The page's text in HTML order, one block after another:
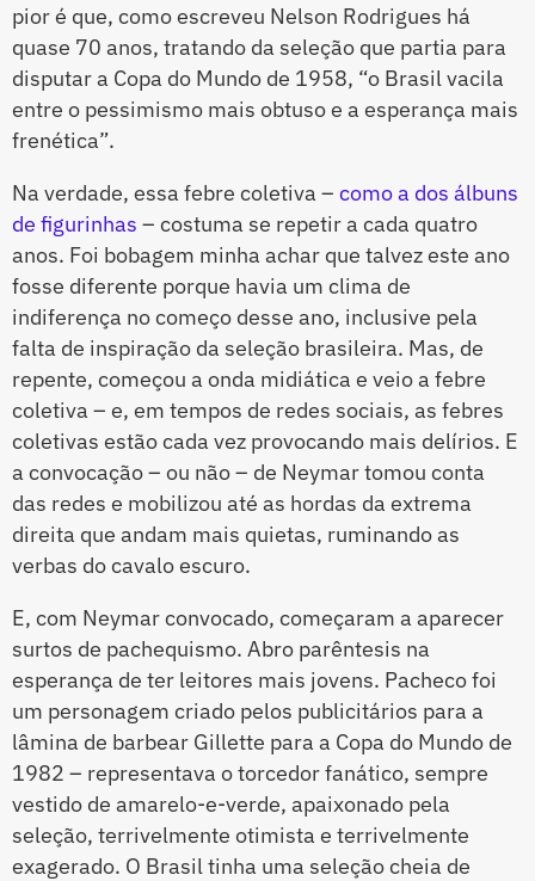
pior é que, como escreveu Nelson Rodrigues há
quase 70 anos, tratando da seleção que partia para
disputar a Copa do Mundo de 1958, “o Brasil vacila
entre o pessimismo mais obtuso e a esperança mais
frenética”.
Na verdade, essa febre coletiva – como a dos álbuns
de figurinhas – costuma se repetir a cada quatro
anos. Foi bobagem minha achar que talvez este ano
fosse diferente porque havia um clima de
indiferença no começo desse ano, inclusive pela
falta de inspiração da seleção brasileira. Mas, de
repente, começou a onda midiática e veio a febre
coletiva – e, em tempos de redes sociais, as febres
coletivas estão cada vez provocando mais delírios. E
a convocação – ou não – de Neymar tomou conta
das redes e mobilizou até as hordas da extrema
direita que andam mais quietas, ruminando as
verbas do cavalo escuro.
E, com Neymar convocado, começaram a aparecer
surtos de pachequismo. Abro parêntesis na
esperança de ter leitores mais jovens. Pacheco foi
um personagem criado pelos publicitários para a
lâmina de barbear Gillette para a Copa do Mundo de
1982 – representava o torcedor fanático, sempre
vestido de amarelo-e-verde, apaixonado pela
seleção, terrivelmente otimista e terrivelmente
exagerado. O Brasil tinha uma seleção cheia de